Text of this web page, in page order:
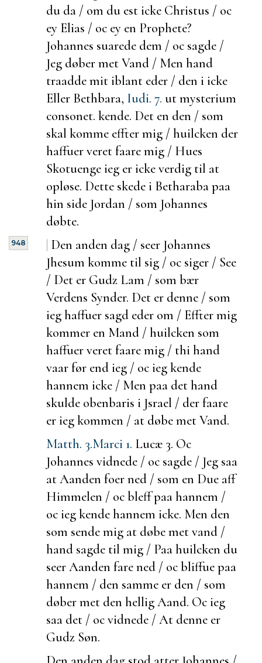
du da / om du est icke Christus / oc
ey Elias / oc ey en Prophete?
Johannes suarede dem / oc sagde /
Jeg døber met Vand / Men hand
traadde mit iblant eder / den i icke
Eller Bethbara, Iudi. 7. ut mysterium
consonet. kende. Det en den / som
skal komme effter mig / huilcken der
haffuer veret faare mig / Hues
Skotuenge ieg er icke verdig til at
opløse. Dette skede i Betharaba paa
hin side Jordan / som Johannes
døbte.
|
948
Den anden dag / seer Johannes
Jhesum komme til sig / oc siger / See
/ Det er Gudz Lam / som bær
Verdens Synder. Det er denne / som
ieg haffuer sagd eder om / Effter mig
kommer en Mand / huilcken som
haffuer veret faare mig / thi hand
vaar før end ieg / oc ieg kende
hannem icke / Men paa det hand
skulde obenbaris i Jsrael / der faare
er ieg kommen / at døbe met Vand.
Matth. 3.Marci 1. Lucæ 3. Oc
Johannes vidnede / oc sagde / Jeg saa
at Aanden foer ned / som en Due aff
Himmelen / oc bleff paa hannem /
oc ieg kende hannem icke. Men den
som sende mig at døbe met vand /
hand sagde til mig / Paa huilcken du
seer Aanden fare ned / oc bliffue paa
hannem / den samme er den / som
døber met den hellig Aand. Oc ieg
saa det / oc vidnede / At denne er
Gudz Søn.